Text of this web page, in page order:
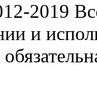
2019
и